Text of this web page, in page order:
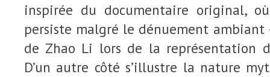
inspirée du documentaire original,
persiste malgré le dénuement
de Zhao Li lors de la représentation
D’un autre côté s’illustre la nature